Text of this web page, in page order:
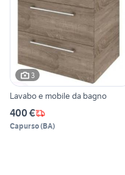
3
Lavabo e mobile da bagno
400 €
Capurso(BA)